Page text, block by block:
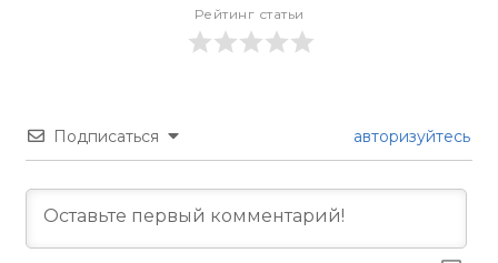
Рейтинг статьи
Подписаться авторизуйтесь